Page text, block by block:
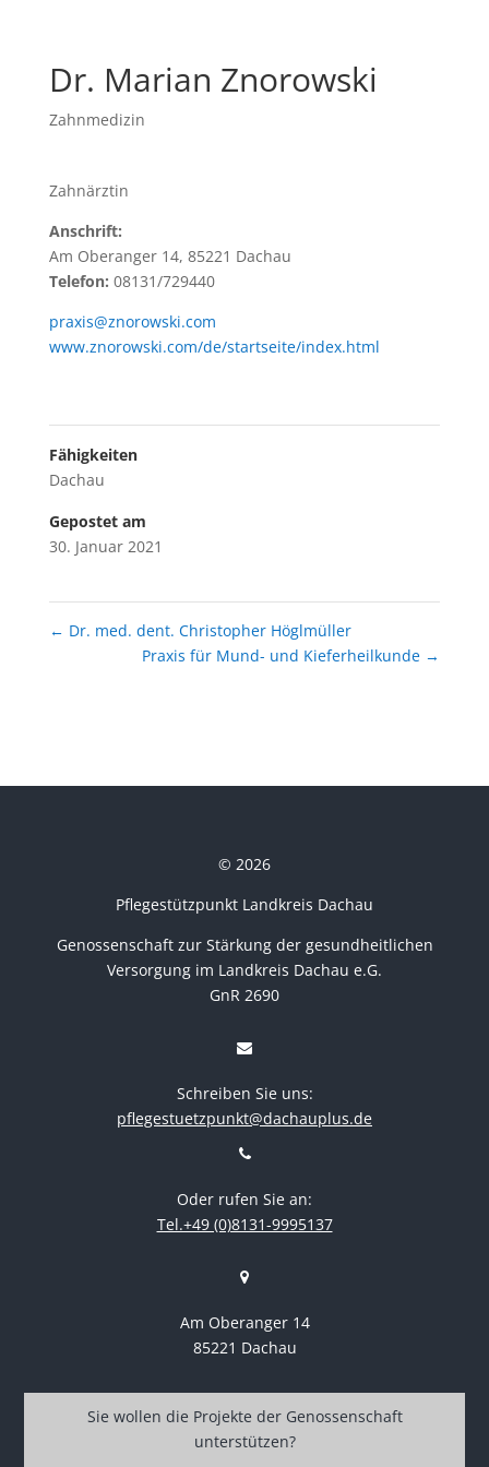
Dr. Marian Znorowski
Zahnmedizin
Zahnärztin
Anschrift:
Am Oberanger 14, 85221 Dachau
Telefon: 08131/729440
praxis@znorowski.com
www.znorowski.com/de/startseite/index.html
Fähigkeiten
Dachau
Gepostet am
30. Januar 2021
← Dr. med. dent. Christopher Höglmüller
Praxis für Mund- und Kieferheilkunde →
© 2026
Pflegestützpunkt Landkreis Dachau
Genossenschaft zur Stärkung der gesundheitlichen
Versorgung im Landkreis Dachau e.G.
GnR 2690
Schreiben Sie uns:
pflegestuetzpunkt@dachauplus.de
Oder rufen Sie an:
Tel.+49 (0)8131-9995137
Am Oberanger 14
85221 Dachau
Sie wollen die Projekte der Genossenschaft
unterstützen?